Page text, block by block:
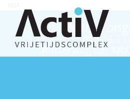
Activ
012 23 33
Rutterweg 63,